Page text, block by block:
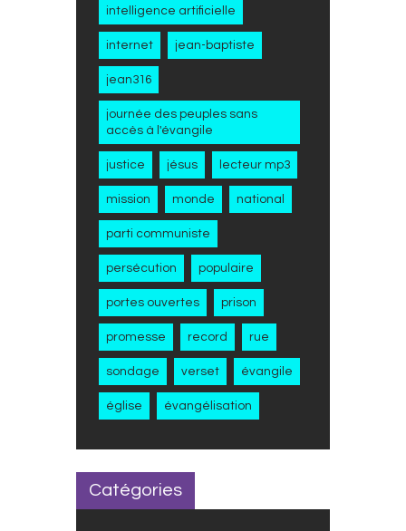
intelligence artificielle
internet jean-baptiste
jean316
journée des peuples sans
accès à l'évangile
justice jésus lecteur mp3
mission monde national
parti communiste
persécution populaire
portes ouvertes prison
promesse record rue
sondage verset évangile
église évangélisation
Catégories